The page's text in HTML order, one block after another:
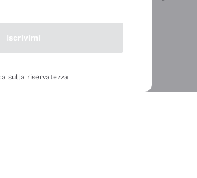
Iscrivimi
sulla riservatezza